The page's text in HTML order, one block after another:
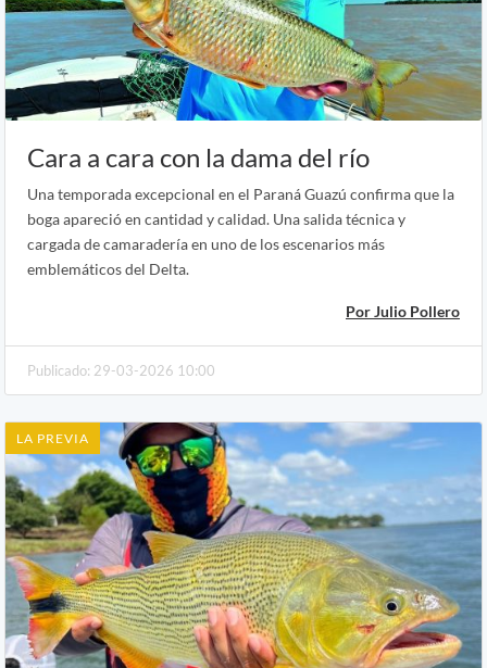
Cara a cara con la dama del río
Una temporada excepcional en el Paraná Guazú confirma que la
boga apareció en cantidad y calidad. Una salida técnica y
cargada de camaradería en uno de los escenarios más
emblemáticos del Delta.
Por Julio Pollero
Publicado: 29-03-2026 10:00
LA PREVIA